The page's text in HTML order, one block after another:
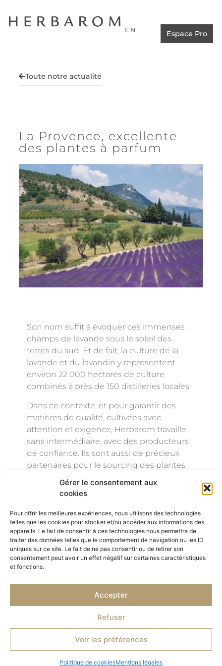
Gérer le consentement aux
cookies
Pour offrir les meilleures expériences, nous utilisons des technologies
telles que les cookies pour stocker et/ou accéder aux informations des
appareils. Le fait de consentir à ces technologies nous permettra de
traiter des données telles que le comportement de navigation ou les ID
uniques sur ce site. Le fait de ne pas consentir ou de retirer son
consentement peut avoir un effet négatif sur certaines caractéristiques
et fonctions.
Accepter
Refuser
Voir les préférences
Politique de cookiesMentions légales
EN Espace Pro
Toute notre actualité
La Provence, excellente
des plantes à parfum
Son nom suffit à évoquer ces immenses
champs de lavande sous le soleil des
terres du sud. Et de fait, la culture de la
lavande et du lavandin y représentent
environ 22 000 hectares de culture
combinés à près de 150 distilleries locales.
Dans ce contexte, et pour garantir des
matières de qualité, cultivées avec
attention et exigence, Herbarom travaille
sans intermédiaire, avec des producteurs
de confiance. Ils sont aussi de précieux
partenaires pour le sourcing des plantes
de garrigue : le thym, la sarriette des
montagnes, l’origan, la sauge sclarée ou le
Précédent Suivant
© 2026 Herbarom - Tous droits réservés
Politique de confidentialité